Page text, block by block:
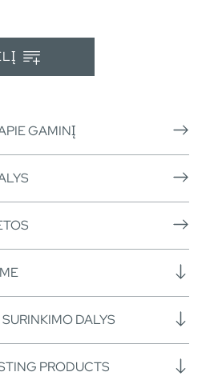
GAMINĮ
DALYS
PRODUCTS